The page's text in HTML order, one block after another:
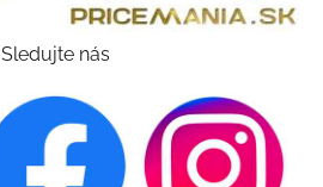
Sledujte nás